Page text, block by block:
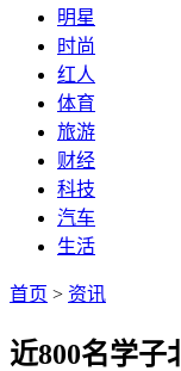
明星
时尚
红人
体育
旅游
财经
科技
汽车
生活
首页 > 资讯
近800名学子